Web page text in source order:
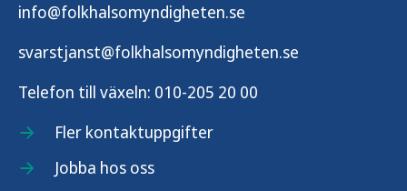
info@folkhalsomyndigheten.se
svarstjanst@folkhalsomyndigheten.se
Telefon till växeln: 010-205 20 00
Fler kontaktuppgifter
Jobba hos oss